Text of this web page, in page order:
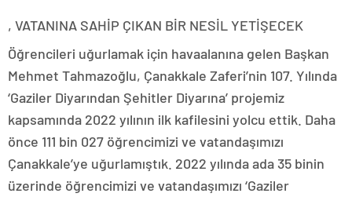
Kamagra
UK
, VATANINA SAHİP ÇIKAN BİR NESİL YETİŞECEK
Öğrencileri uğurlamak için havaalanına gelen Başkan
Mehmet Tahmazoğlu, Çanakkale Zaferi’nin 107. Yılında
‘Gaziler Diyarından Şehitler Diyarına’ projemiz
kapsamında 2022 yılının ilk kafilesini yolcu ettik. Daha
önce 111 bin 027 öğrencimizi ve vatandaşımızı
Çanakkale’ye uğurlamıştık. 2022 yılında ada 35 binin
üzerinde öğrencimizi ve vatandaşımızı ‘Gaziler